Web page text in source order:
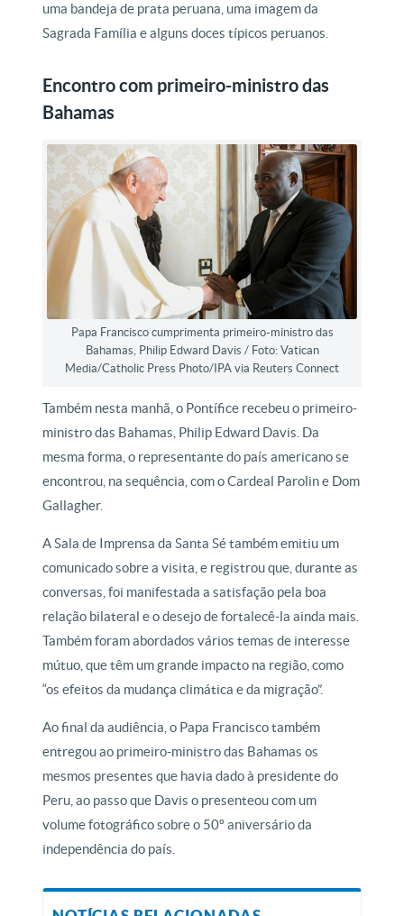
uma bandeja de prata peruana, uma imagem da
Sagrada Família e alguns doces típicos peruanos.
Encontro com primeiro-ministro das
Bahamas
Papa Francisco cumprimenta primeiro-ministro das
Bahamas, Philip Edward Davis / Foto: Vatican
Media/Catholic Press Photo/IPA via Reuters Connect
Também nesta manhã, o Pontífice recebeu o primeiro-
ministro das Bahamas, Philip Edward Davis. Da
mesma forma, o representante do país americano se
encontrou, na sequência, com o Cardeal Parolin e Dom
Gallagher.
A Sala de Imprensa da Santa Sé também emitiu um
comunicado sobre a visita, e registrou que, durante as
conversas, foi manifestada a satisfação pela boa
relação bilateral e o desejo de fortalecê-la ainda mais.
Também foram abordados vários temas de interesse
mútuo, que têm um grande impacto na região, como
“os efeitos da mudança climática e da migração”.
Ao final da audiência, o Papa Francisco também
entregou ao primeiro-ministro das Bahamas os
mesmos presentes que havia dado à presidente do
Peru, ao passo que Davis o presenteou com um
volume fotográfico sobre o 50º aniversário da
independência do país.